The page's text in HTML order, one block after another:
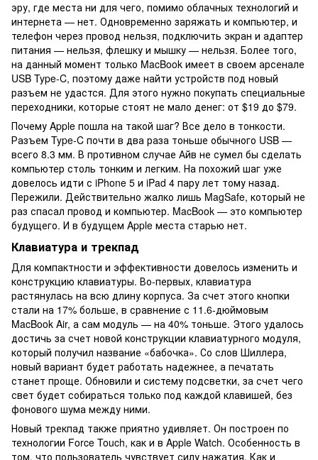
эру, где места ни для чего, помимо облачных технологий и
интернета — нет. Одновременно заряжать и компьютер, и
телефон через провод нельзя, подключить экран и адаптер
питания — нельзя, флешку и мышку — нельзя. Более того,
на данный момент только MacBook имеет в своем арсенале
USB Type-C, поэтому даже найти устройств под новый
разъем не удастся. Для этого нужно покупать специальные
переходники, которые стоят не мало денег: от $19 до $79.
Почему Apple пошла на такой шаг? Все дело в тонкости.
Разъем Type-C почти в два раза тоньше обычного USB —
всего 8.3 мм. В противном случае Айв не сумел бы сделать
компьютер столь тонким и легким. На похожий шаг уже
довелось идти с iPhone 5 и iPad 4 пару лет тому назад.
Пережили. Действительно жалко лишь MagSafe, который не
раз спасал провод и компьютер. MacBook — это компьютер
будущего. И в будущем Apple места старью нет.
Клавиатура и трекпад
Для компактности и эффективности довелось изменить и
конструкцию клавиатуры. Во-первых, клавиатура
растянулась на всю длину корпуса. За счет этого кнопки
стали на 17% больше, в сравнение с 11.6-дюймовым
MacBook Air, а сам модуль — на 40% тоньше. Этого удалось
достичь за счет новой конструкции клавиатурного модуля,
который получил название «бабочка». Со слов Шиллера,
новый вариант будет работать надежнее, а печатать
станет проще. Обновили и систему подсветки, за счет чего
свет будет собираться только под каждой клавишей, без
фонового шума между ними.
Новый трекпад также приятно удивляет. Он построен по
технологии Force Touch, как и в Apple Watch. Особенность в
том, что пользователь чувствует силу нажатия. Как и